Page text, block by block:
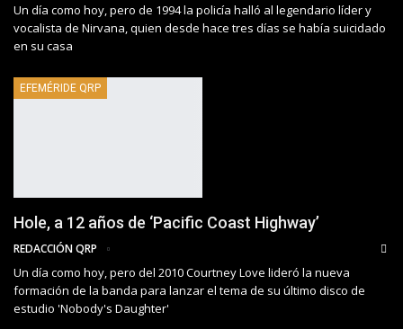
Un día como hoy, pero de 1994 la policía halló al legendario líder y
vocalista de Nirvana, quien desde hace tres días se había suicidado
en su casa
EFEMÉRIDE QRP
Hole, a 12 años de ‘Pacific Coast Highway’
REDACCIÓN QRP
Un día como hoy, pero del 2010 Courtney Love lideró la nueva
formación de la banda para lanzar el tema de su último disco de
estudio 'Nobody's Daughter'